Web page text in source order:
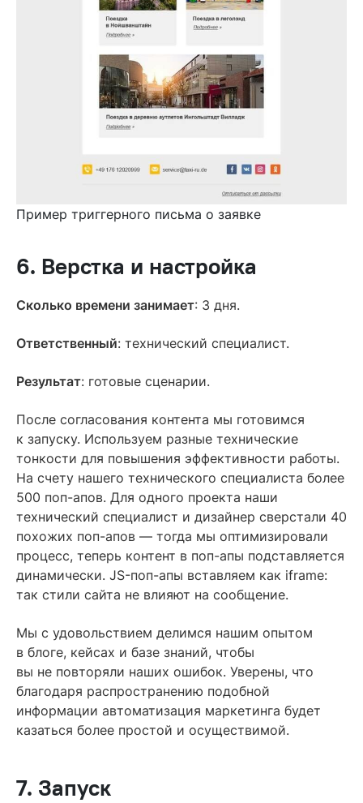
Пример триггерного письма о заявке
6. Верстка и настройка
Сколько времени занимает: 3 дня.
Ответственный: технический специалист.
Результат: готовые сценарии.
После согласования контента мы готовимся
к запуску. Используем разные технические
тонкости для повышения эффективности работы.
На счету нашего технического специалиста более
500 поп-апов. Для одного проекта наши
технический специалист и дизайнер сверстали 40
похожих поп-апов — тогда мы оптимизировали
процесс, теперь контент в поп-апы подставляется
динамически. JS-поп-апы вставляем как iframe:
так стили сайта не влияют на сообщение.
Мы с удовольствием делимся нашим опытом
в блоге, кейсах и базе знаний, чтобы
вы не повторяли наших ошибок. Уверены, что
благодаря распространению подобной
информации автоматизация маркетинга будет
казаться более простой и осуществимой.
7. Запуск